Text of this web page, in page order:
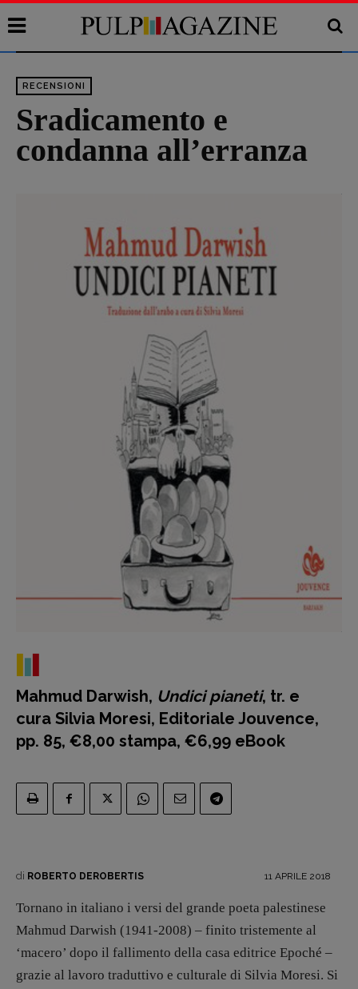
Primo Piano
RUBRICHE
Archeologie del
Libro & Film
Pulp for kids
Opera prima
Editoria
Intelligenza Artificiale
Maestri sommersi
Pasolini 1922-2022
Scienza
Valerio Evangelisti
Zong!
DIRETTRICE RESPONSABILE
Antonella Marrone
RECENSIONI
Sradicamento e
condanna all’erranza
Mahmud Darwish, Undici pianeti, tr. e
cura Silvia Moresi, Editoriale Jouvence,
pp. 85, €8,00 stampa, €6,99 eBook
di ROBERTO DEROBERTIS 11 APRILE 2018
Tornano in italiano i versi del grande poeta palestinese
Mahmud Darwish (1941-2008) – finito tristemente al
‘macero’ dopo il fallimento della casa editrice Epoché –
grazie al lavoro traduttivo e culturale di Silvia Moresi. Si